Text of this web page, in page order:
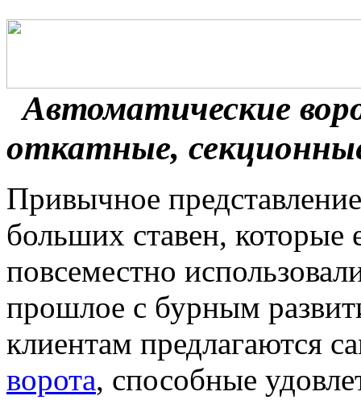
Автоматические
откатные,
Привычное
больших ставен, которые
повсеместно
прошлое с бурным
клиентам предлагаются
ворота, способные